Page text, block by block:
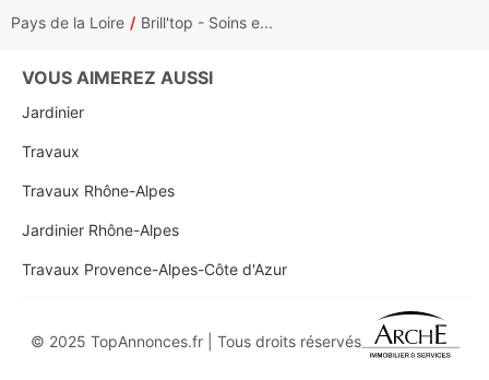
Pays de la Loire
Brill'top - Soins e...
VOUS AIMEREZ AUSSI
Jardinier
Travaux
Travaux Rhône-Alpes
Jardinier Rhône-Alpes
Travaux Provence-Alpes-Côte d'Azur
© 2025 TopAnnonces.fr | Tous droits réservés